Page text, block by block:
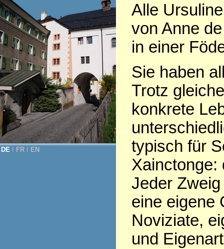
DE FR EN
Alle
von Anne
in einer
Sie haben
Trotz
konkrete
typisch für
Xainctonge:
Jeder
eine eigene
Noviziate,
und